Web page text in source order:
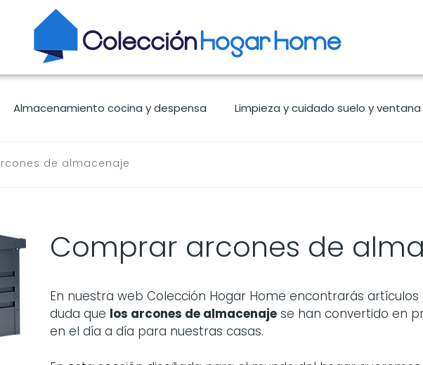
Almacenamiento cocina y despensa Limpieza y cuidado suelo y ventana
de almacenaje
Comprar arcones de
En nuestra web Colección Hogar Home encontrarás
duda que los arcones de almacenaje se han convertido en
en el día a día para nuestras casas.